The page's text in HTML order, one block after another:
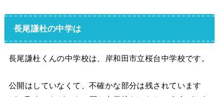
長尾謙杜の中学は
長尾謙杜くんの中学校は、岸和田市立桜台中学校です。
公開はしていなくて、不確かな部分は残されています